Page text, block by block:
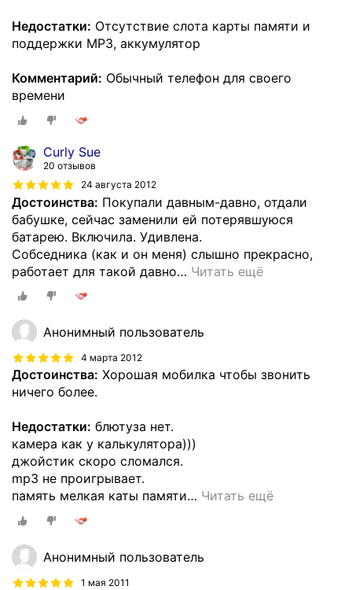
Недостатки: Отсутствие слота карты памяти и
поддержки MP3, аккумулятор
Комментарий: Обычный телефон для своего
времени
Curly Sue
20 отзывов
24 августа 2012
Достоинства: Покупали давным-давно, отдали
бабушке, сейчас заменили ей потерявшуюся
батарею. Включила. Удивлена.
Собседника (как и он меня) слышно прекрасно,
работает для такой давно… Читать ещё
Анонимный пользователь
4 марта 2012
Достоинства: Хорошая мобилка чтобы звонить
ничего более.
Недостатки: блютуза нет.
камера как у калькулятора)))
джойстик скоро сломался.
mp3 не проигрывает.
память мелкая каты памяти… Читать ещё
Анонимный пользователь
1 мая 2011